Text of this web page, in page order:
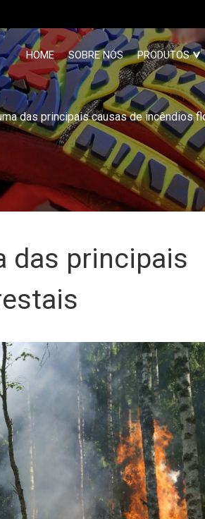
HOME SOBRE NÓS PRODUTOS
das principais causas de incêndios
das principais